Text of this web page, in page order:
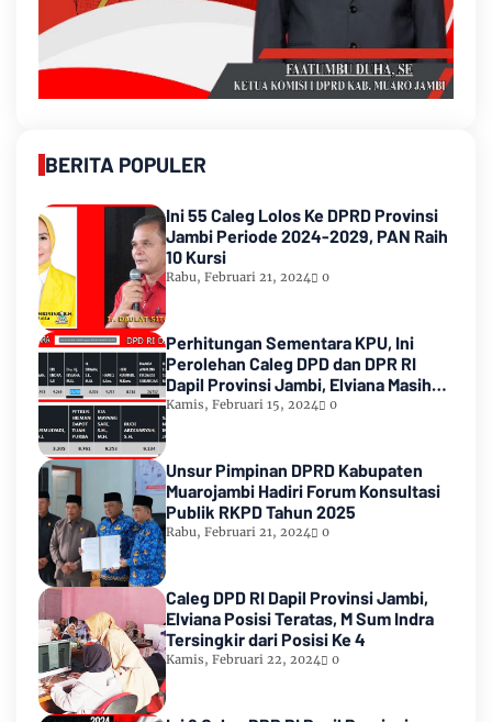
BERITA POPULER
Ini 55 Caleg Lolos Ke DPRD Provinsi
Jambi Periode 2024-2029, PAN Raih
10 Kursi
Rabu, Februari 21, 2024 0
Perhitungan Sementara KPU, Ini
Perolehan Caleg DPD dan DPR RI
Dapil Provinsi Jambi, Elviana Masih
Urutan Kedua Teratas
Kamis, Februari 15, 2024 0
Unsur Pimpinan DPRD Kabupaten
Muarojambi Hadiri Forum Konsultasi
Publik RKPD Tahun 2025
Rabu, Februari 21, 2024 0
Caleg DPD RI Dapil Provinsi Jambi,
Elviana Posisi Teratas, M Sum Indra
Tersingkir dari Posisi Ke 4
Kamis, Februari 22, 2024 0